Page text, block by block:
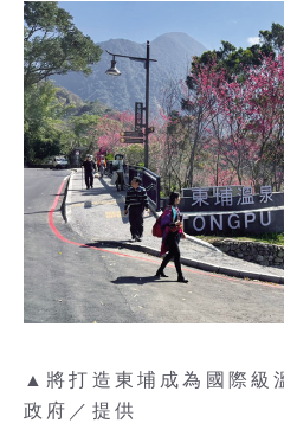
▲將打造東埔成為國際
政府／提供